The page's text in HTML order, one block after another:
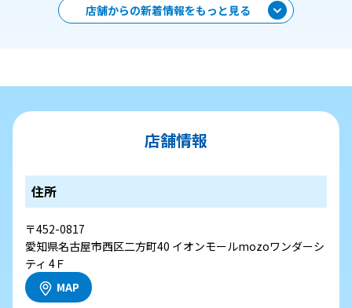
店舗からの新着情報をもっと見る
店舗情報
住所
〒452-0817
愛知県名古屋市西区二方町40 イオンモールmozoワンダーシ
ティ 4Ｆ
MAP